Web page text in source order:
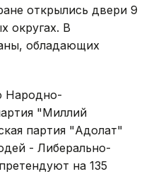
открылись двери 9
округах. В
обладающих
Народно-
"Миллий
партия "Адолат"
- Либерально-
на 135